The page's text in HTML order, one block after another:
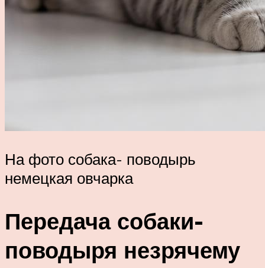
На фото собака- поводырь
немецкая овчарка
Передача собаки-
поводыря незрячему